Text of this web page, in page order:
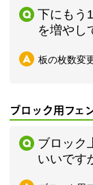
下にもう
を増やし
板の枚数変
ブロック用フェ
ブロック
いいです